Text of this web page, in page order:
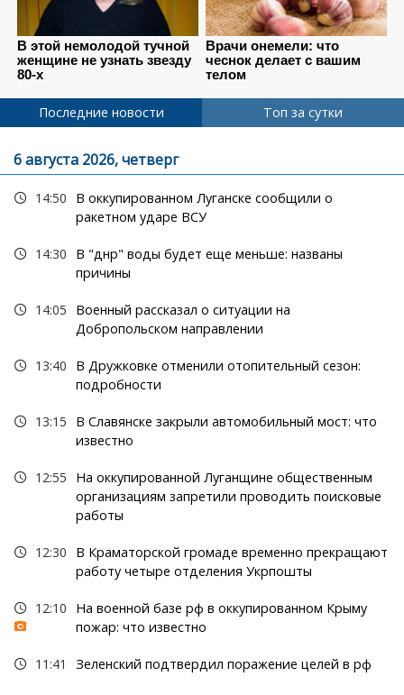
Последние новости Топ за сутки
6 августа 2026, четверг
14:50
В оккупированном Луганске сообщили о
ракетном ударе ВСУ
14:30
В "днр" воды будет еще меньше: названы
причины
14:05
Военный рассказал о ситуации на
Добропольском направлении
13:40
В Дружковке отменили отопительный сезон:
подробности
13:15
В Славянске закрыли автомобильный мост: что
известно
12:55
На оккупированной Луганщине общественным
организациям запретили проводить поисковые
работы
12:30
В Краматорской громаде временно прекращают
работу четыре отделения Укрпошты
12:10
На военной базе рф в оккупированном Крыму
пожар: что известно
11:41 Зеленский подтвердил поражение целей в рф